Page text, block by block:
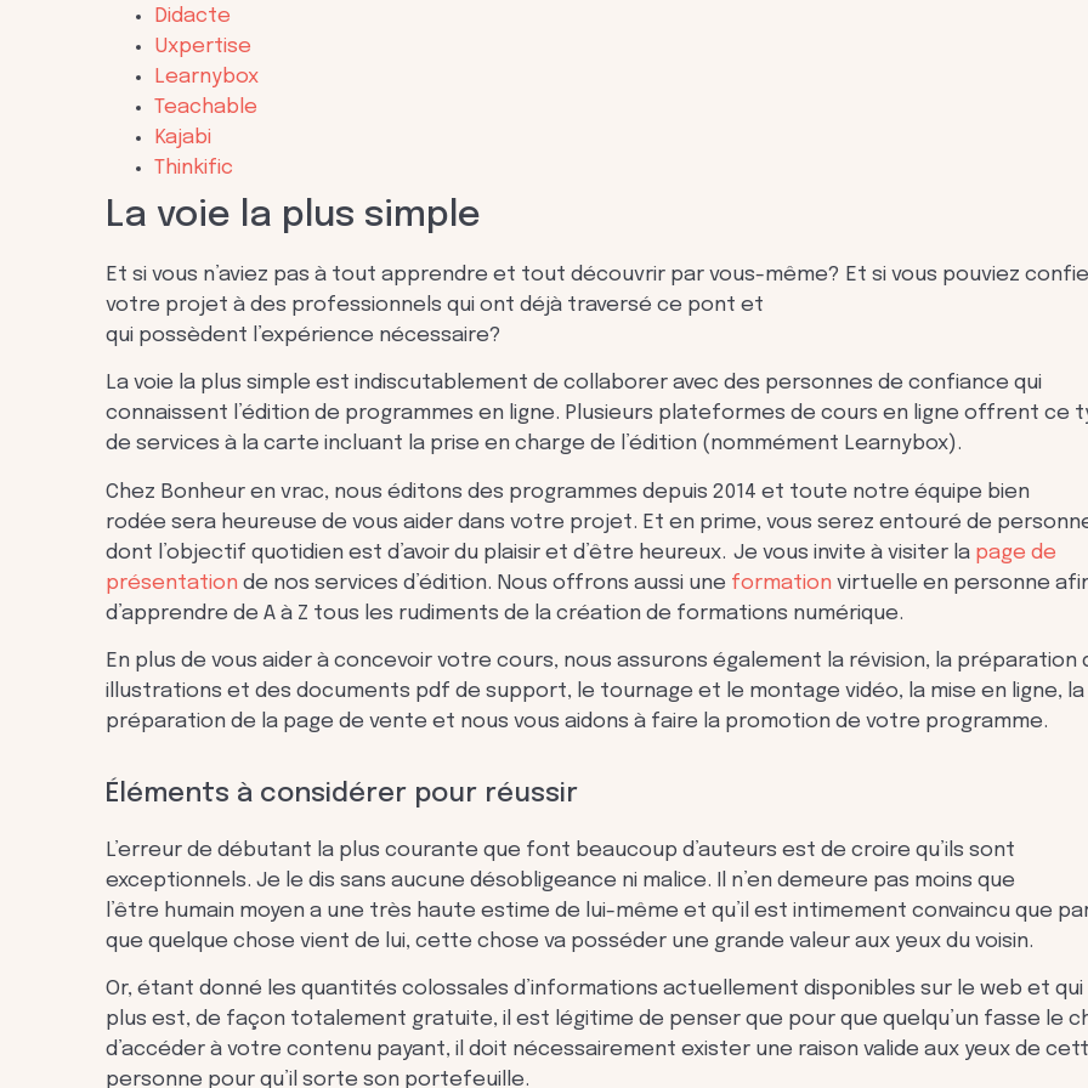
Didacte
Uxpertise
Learnybox
Teachable
Kajabi
Thinkific
La voie la plus simple
Et si vous n’aviez pas à tout apprendre et tout découvrir par vous-même? Et si vous pouviez
votre projet à des professionnels qui ont déjà traversé ce pont et
qui possèdent l’expérience nécessaire?
La voie la plus simple est indiscutablement de collaborer avec des personnes de confiance qui
connaissent l’édition de programmes en ligne. Plusieurs plateformes de cours en ligne offrent ce
de services à la carte incluant la prise en charge de l’édition (nommément Learnybox).
Chez Bonheur en vrac, nous éditons des programmes depuis 2014 et toute notre équipe bien
rodée sera heureuse de vous aider dans votre projet. Et en prime, vous serez entouré de
dont l’objectif quotidien est d’avoir du plaisir et d’être heureux. Je vous invite à visiter la page de
présentation de nos services d’édition. Nous offrons aussi une formation virtuelle en personne
d’apprendre de A à Z tous les rudiments de la création de formations numérique.
En plus de vous aider à concevoir votre cours, nous assurons également la révision, la préparation
illustrations et des documents pdf de support, le tournage et le montage vidéo, la mise en ligne, la
préparation de la page de vente et nous vous aidons à faire la promotion de votre programme.
Éléments à considérer pour réussir
L’erreur de débutant la plus courante que font beaucoup d’auteurs est de croire qu’ils sont
exceptionnels. Je le dis sans aucune désobligeance ni malice. Il n’en demeure pas moins que
l’être humain moyen a une très haute estime de lui-même et qu’il est intimement convaincu que
que quelque chose vient de lui, cette chose va posséder une grande valeur aux yeux du voisin.
Or, étant donné les quantités colossales d’informations actuellement disponibles sur le web et qui
plus est, de façon totalement gratuite, il est légitime de penser que pour que quelqu’un fasse le
d’accéder à votre contenu payant, il doit nécessairement exister une raison valide aux yeux de
personne pour qu’il sorte son portefeuille.